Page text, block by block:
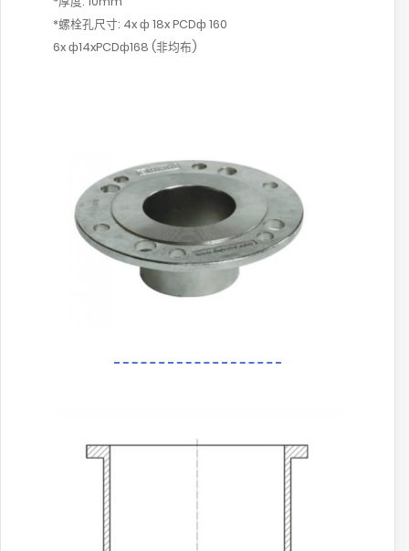
*螺栓孔尺寸: 4x ф 18x PCDф 160
6x ф14xPCDф168 (非均布)